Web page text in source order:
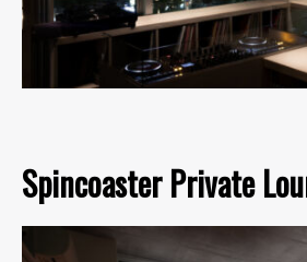
Spincoaster Private